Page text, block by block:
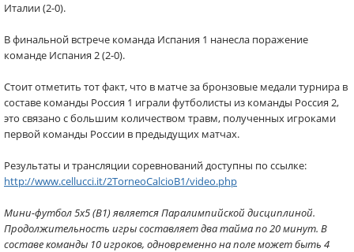
Италии (2-0).
В финальной встрече команда Испания 1 нанесла поражение
команде Испания 2 (2-0).
Стоит отметить тот факт, что в матче за бронзовые медали турнира в
составе команды Россия 1 играли футболисты из команды Россия 2,
это связано с большим количеством травм, полученных игроками
первой команды России в предыдущих матчах.
Результаты и трансляции соревнований доступны по ссылке:
http://www.cellucci.it/2TorneoCalcioB1/video.php
Мини-футбол 5х5 (B1) является Паралимпийской дисциплиной.
Продолжительность игры составляет два тайма по 20 минут. В
составе команды 10 игроков, одновременно на поле может быть 4